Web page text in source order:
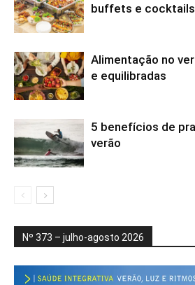
buffets e cocktails
Alimentação no
e equilibradas
5 benefícios de
verão
Nº 373 – julho-agosto 2026